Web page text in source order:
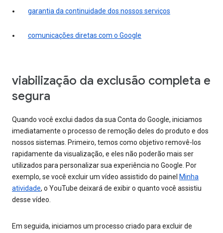
garantia da continuidade dos nossos serviços
comunicações diretas com o Google
viabilização da exclusão completa e
segura
Quando você exclui dados da sua Conta do Google, iniciamos
imediatamente o processo de remoção deles do produto e dos
nossos sistemas. Primeiro, temos como objetivo removê-los
rapidamente da visualização, e eles não poderão mais ser
utilizados para personalizar sua experiência no Google. Por
exemplo, se você excluir um vídeo assistido do painel Minha
atividade, o YouTube deixará de exibir o quanto você assistiu
desse vídeo.
Em seguida, iniciamos um processo criado para excluir de